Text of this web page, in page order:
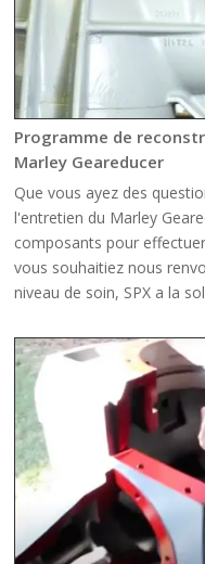
Programme de
Marley Geareducer
Que vous ayez des
l'entretien du Marley
composants pour
vous souhaitiez nous
niveau de soin, SPX a la